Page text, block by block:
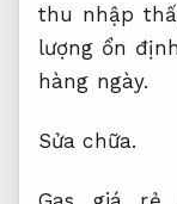
thu nhập
lượng ổn
hàng ngày.
Sửa chữa.